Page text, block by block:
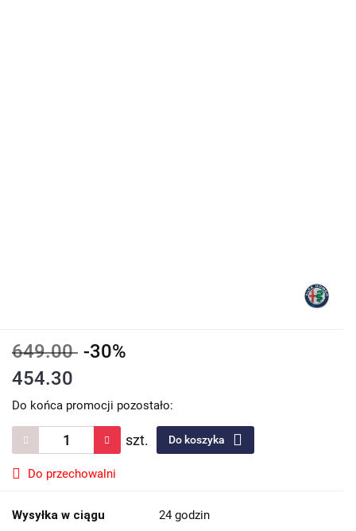
649.00 -30%
454.30
Do końca promocji pozostało:
szt. Do koszyka
Do przechowalni
Wysyłka w ciągu 24 godzin